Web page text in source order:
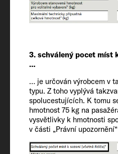
3. schválený pocet míst
…
… je určován výrobcem v
typu. Z toho vyplývá
spolucestujících. K tomu
hmotnost 75 kg na
vysvětlivky k hmotnosti
v části „Právní upozornění“
Hmotnost v
2829 (2688 to 2970)*
Hmotnost
volitelné vybavení* (kg)
522